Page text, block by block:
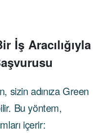
İş Aracılığıyla
sizin adınıza Green
Bu yöntem,
içerir: